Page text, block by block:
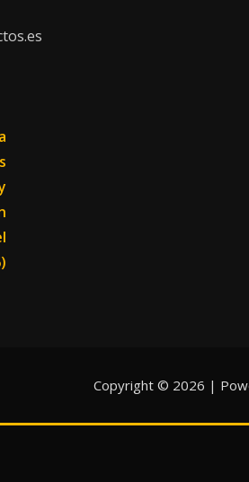
Copyright © 2026 |